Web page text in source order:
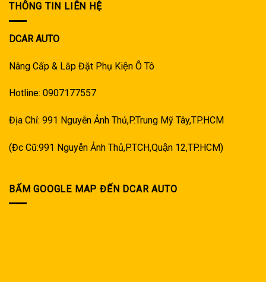
THÔNG TIN LIÊN HỆ
DCAR AUTO
Nâng Cấp & Lắp Đặt Phụ Kiện Ô Tô
Hotline: 0907177557
Địa Chỉ: 991 Nguyễn Ảnh Thủ,P.Trung Mỹ Tây,TP.HCM
(Đc Cũ:991 Nguyễn Ảnh Thủ,P.TCH,Quận 12,TP.HCM)
BẤM GOOGLE MAP ĐẾN DCAR AUTO